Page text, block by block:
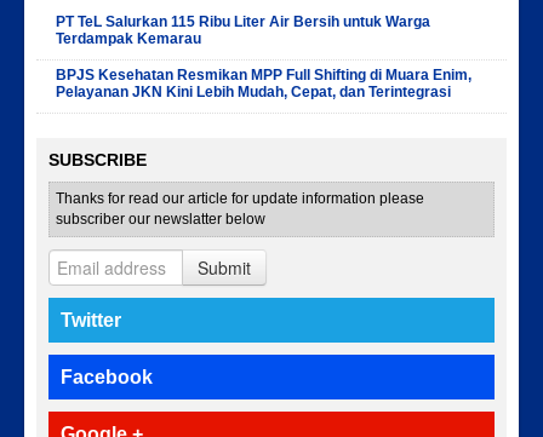
PT TeL Salurkan 115 Ribu Liter Air Bersih untuk Warga
Terdampak Kemarau
BPJS Kesehatan Resmikan MPP Full Shifting di Muara Enim,
Pelayanan JKN Kini Lebih Mudah, Cepat, dan Terintegrasi
SUBSCRIBE
Thanks for read our article for update information please
subscriber our newslatter below
Submit
Twitter
Facebook